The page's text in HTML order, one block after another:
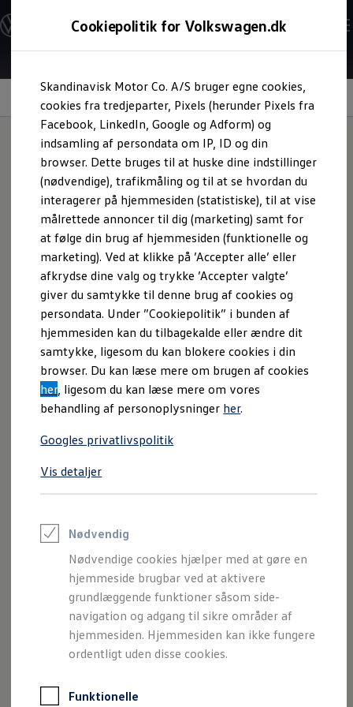
Cookiepolitik for Volkswagen.dk
Skandinavisk Motor Co. A/S bruger egne cookies,
cookies fra tredjeparter, Pixels (herunder Pixels fra
Facebook, LinkedIn, Google og Adform) og
indsamling af persondata om IP, ID og din
browser. Dette bruges til at huske dine indstillinger
(nødvendige), trafikmåling og til at se hvordan du
interagerer på hjemmesiden (statistiske), til at vise
målrettede annoncer til dig (marketing) samt for
at følge din brug af hjemmesiden (funktionelle og
marketing). Ved at klikke på ’Accepter alle’ eller
afkrydse dine valg og trykke ’Accepter valgte’
giver du samtykke til denne brug af cookies og
persondata. Under ”Cookiepolitik” i bunden af
hjemmesiden kan du tilbagekalde eller ændre dit
samtykke, ligesom du kan blokere cookies i din
browser. Du kan læse mere om brugen af cookies
her, ligesom du kan læse mere om vores
behandling af personoplysninger her.
Googles privatlivspolitik
Vis detaljer
Nødvendig
Nødvendige cookies hjælper med at gøre en
hjemmeside brugbar ved at aktivere
grundlæggende funktioner såsom side-
navigation og adgang til sikre områder af
hjemmesiden. Hjemmesiden kan ikke fungere
ordentligt uden disse cookies.
Funktionelle
hovedindhold
footer
Modeller og konfigurator
Byg din Volkswagen
Alle modeller
Kend din Volkswagen
Erhvervsbiler
Værktøjskassen
ConnectedFleet
Service
California on Tour app
Elektriske biler
Elbiler
ID. Polo
ID. Cross
ID.3 Neo
ID.4
ID.5
ID.7
ID.7 Tourer
ID. Buzz
Konceptbiler
ID. EVERY1
ID. 2all & ID. GTI
Varebiler på el
Elektromobilitet i dagligdagen
Eldrevne modeller
ID. Buzz Cargo
Opladning og Rækkevidde
Opladning med Clever
Opladning med Clever - Erhvervsbiler
Udregn din rækkevidde
Lær din ID. at kende
Varmepumpe
Energieffektivitet
Teaser Battery Regulation
Software og konnektivitet
ID. Software 6.0
ID.- softwareversioner og opdateringer
Grænseflader til din ID.
Køb og leasing
Lagerbiler til hurtig levering
Book en prøvetur
Interiør
Stilfuldt sofistikeret.